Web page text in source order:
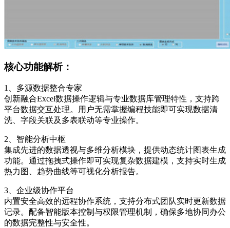
核心功能解析：
1、多源数据整合专家
创新融合Excel数据操作逻辑与专业数据库管理特性，支持跨
平台数据交互处理。用户无需掌握编程技能即可实现数据清
洗、字段关联及多表联动等专业操作。
2、智能分析中枢
集成先进的数据透视与多维分析模块，提供动态统计图表生成
功能。通过拖拽式操作即可实现复杂数据建模，支持实时生成
热力图、趋势曲线等可视化分析报告。
3、企业级协作平台
内置安全高效的远程协作系统，支持分布式团队实时更新数据
记录。配备智能版本控制与权限管理机制，确保多地协同办公
的数据完整性与安全性。